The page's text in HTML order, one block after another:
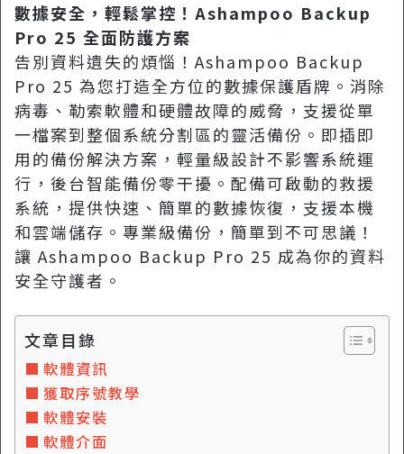
數據安全，輕鬆掌控！Ashampoo Backup
Pro 25 全面防護方案
告別資料遺失的煩惱！Ashampoo Backup
Pro 25 為您打造全方位的數據保護盾牌。消除
病毒、勒索軟體和硬體故障的威脅，支援從單
一檔案到整個系統分割區的靈活備份。即插即
用的備份解決方案，輕量級設計不影響系統運
行，後台智能備份零干擾。配備可啟動的救援
系統，提供快速、簡單的數據恢復，支援本機
和雲端儲存。專業級備份，簡單到不可思議！
讓 Ashampoo Backup Pro 25 成為你的資料
安全守護者。
文章目錄
軟體資訊
獲取序號教學
軟體安裝
軟體介面